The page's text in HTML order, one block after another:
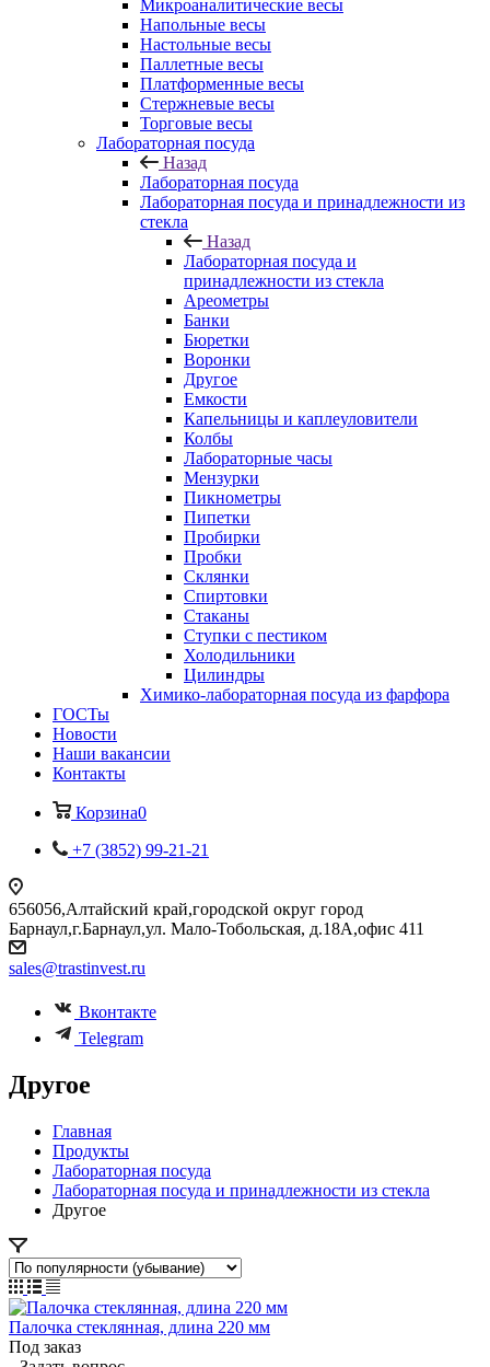
Микроаналитические весы
Напольные весы
Настольные весы
Паллетные весы
Платформенные весы
Стержневые весы
Торговые весы
Лабораторная посуда
Назад
Лабораторная посуда
Лабораторная посуда и принадлежности из
стекла
Назад
Лабораторная посуда и
принадлежности из стекла
Ареометры
Банки
Бюретки
Воронки
Другое
Емкости
Капельницы и каплеуловители
Колбы
Лабораторные часы
Мензурки
Пикнометры
Пипетки
Пробирки
Пробки
Склянки
Спиртовки
Стаканы
Ступки с пестиком
Холодильники
Цилиндры
Химико-лабораторная посуда из фарфора
ГОСТы
Новости
Наши вакансии
Контакты
Корзина0
+7 (3852) 99-21-21
656056,Алтайский край,городской округ город
Барнаул,г.Барнаул,ул. Мало-Тобольская, д.18А,офис 411
sales@trastinvest.ru
Вконтакте
Telegram
Другое
Главная
Продукты
Лабораторная посуда
Лабораторная посуда и принадлежности из стекла
Другое
Палочка стеклянная, длина 220 мм
Под заказ